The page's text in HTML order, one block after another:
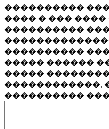
����������
���� � ��� ����
����������
����������
����� ������
�����
������������,
����������